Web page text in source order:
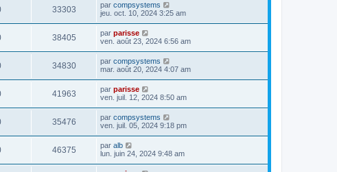
33303 par compsystems
jeu. oct. 10, 2024 3:25 am
38405 par parisse
ven. août 23, 2024 6:56 am
34830 par compsystems
mar. août 20, 2024 4:07 am
41963 par parisse
ven. juil. 12, 2024 8:50 am
35476 par compsystems
ven. juil. 05, 2024 9:18 pm
46375 par alb
lun. juin 24, 2024 9:48 am